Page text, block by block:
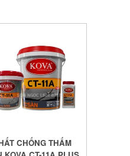
CHỐNG THẤM